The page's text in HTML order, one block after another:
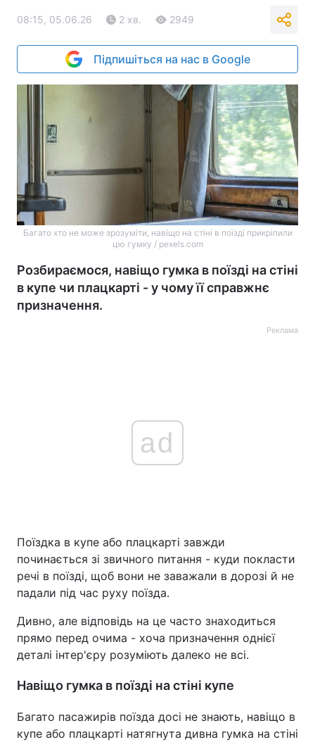
08:15, 05.06.26 2 хв. 2949
Підпишіться на нас в Google
Багато хто не може зрозуміти, навіщо на стіні в поїзді прикріпили
цю гумку / pexels.com
Розбираємося, навіщо гумка в поїзді на стіні
в купе чи плацкарті - у чому її справжнє
призначення.
Реклама
ad
Поїздка в купе або плацкарті завжди
починається зі звичного питання - куди покласти
речі в поїзді, щоб вони не заважали в дорозі й не
падали під час руху поїзда.
Дивно, але відповідь на це часто знаходиться
прямо перед очима - хоча призначення однієї
деталі інтер'єру розуміють далеко не всі.
Навіщо гумка в поїзді на стіні купе
Багато пасажирів поїзда досі не знають, навіщо в
купе або плацкарті натягнута дивна гумка на стіні